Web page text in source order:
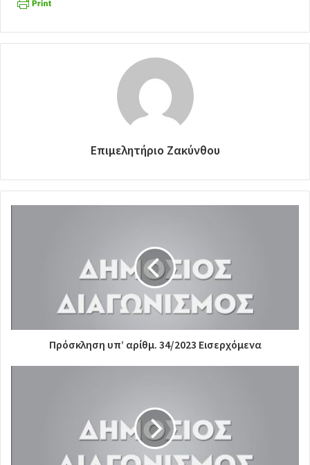
Επιμελητήριο Ζακύνθου
Πρόσκληση υπ’ αρίθμ. 34/2023 Εισερχόμενα